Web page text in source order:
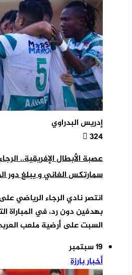
إدريس البدراوي
324
عصبة الأبطال الإفريقية..
سمارتكس الغاني و يبلغ دور
انتصر نادي الرجاء الرياضي
بهدفين دون رد، في المباراة
السبت على أرضية ملعب العربي
19 سبتمبر
أخبار بارزة